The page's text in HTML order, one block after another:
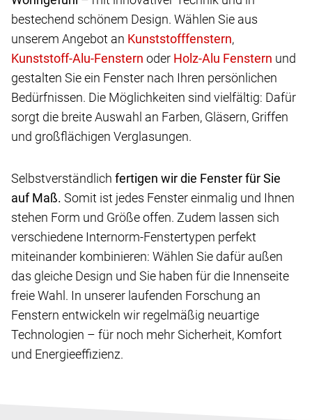
bestechend schönem Design. Wählen Sie aus
unserem Angebot an
,
oder
und
gestalten Sie ein Fenster nach Ihren persönlichen
Bedürfnissen. Die Möglichkeiten sind vielfältig: Dafür
sorgt die breite Auswahl an Farben, Gläsern, Griffen
und großflächigen Verglasungen.
Selbstverständlich fertigen wir die Fenster für Sie
auf Maß. Somit ist jedes Fenster einmalig und Ihnen
stehen Form und Größe offen. Zudem lassen sich
verschiedene Internorm-Fenstertypen perfekt
miteinander kombinieren: Wählen Sie dafür außen
das gleiche Design und Sie haben für die Innenseite
freie Wahl. In unserer laufenden Forschung an
Fenstern entwickeln wir regelmäßig neuartige
Technologien – für noch mehr Sicherheit, Komfort
und Energieeffizienz.